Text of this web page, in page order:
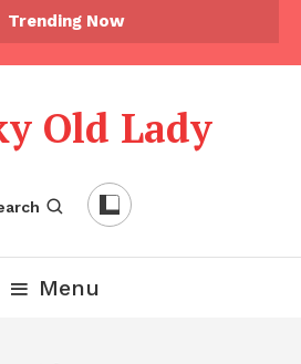
Trending Now
Old Lady
Menu